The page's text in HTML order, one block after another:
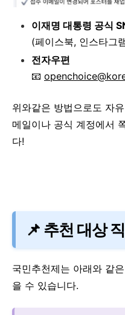
이재명 대통령 공식
(페이스북, 인스타그
전자우편
📧
위와같은 방법으로도 자
메일이나 공식 계정에서
다!
📌 추천 대상
국민추천제는 아래와 같
을 수 있습니다.